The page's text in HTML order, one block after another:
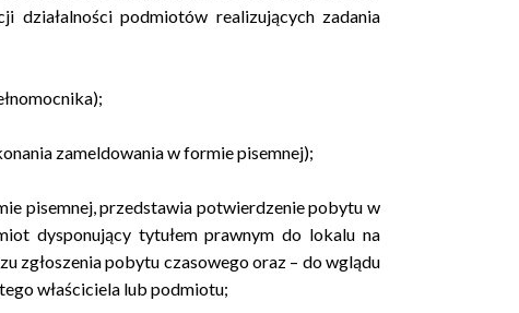
podmiotów realizujących zadania
zameldowania w formie pisemnej);
pisemnej, przedstawia potwierdzenie pobytu w
dysponujący tytułem prawnym do lokalu na
zgłoszenia pobytu czasowego oraz – do wglądu
właściciela lub podmiotu;